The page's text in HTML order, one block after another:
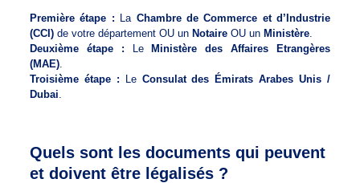
Première étape : La Chambre de Commerce et d’Industrie
(CCI)de votre département OU un Notaire OU un Ministère.
Deuxième étape : Le
Ministère des Affaires Etrangères
(MAE).
Troisième étape : Le Consulat des Émirats Arabes Unis /
Dubai
Quels sont les documents qui peuvent
et doivent être légalisés ?